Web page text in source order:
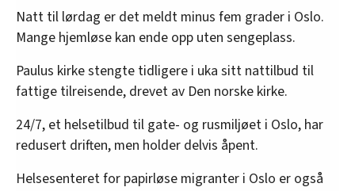
Natt til lørdag er det meldt minus fem grader i Oslo.
Mange hjemløse kan ende opp uten sengeplass.
Paulus kirke stengte tidligere i uka sitt nattilbud til
fattige tilreisende, drevet av Den norske kirke.
24/7, et helsetilbud til gate- og rusmiljøet i Oslo, har
redusert driften, men holder delvis åpent.
Helsesenteret for papirløse migranter i Oslo er også